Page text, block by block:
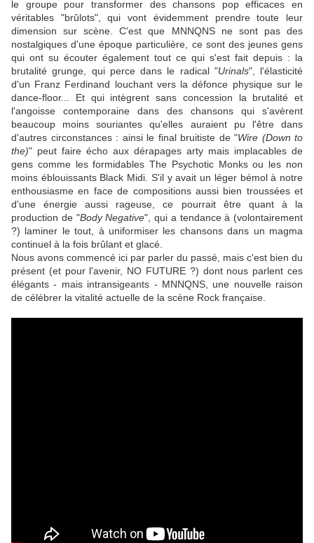
le groupe pour transformer des chansons pop efficaces en
véritables "brûlots", qui vont évidemment prendre toute leur
dimension sur scène. C'est que MNNQNSne sont pas des
nostalgiques d'une époque particulière, ce sont des jeunes gens
qui ont su écouter également tout ce qui s'est fait depuis : la
brutalité grunge, qui perce dans le radical "Urinals", l'élasticité
d'un Franz Ferdinand louchant vers la défonce physique sur le
dance-floor... Et qui intègrent sans concession la brutalité et
l'angoisse contemporaine dans des chansons qui s'avèrent
beaucoup moins souriantes qu'elles auraient pu l'être dans
d'autres circonstances : ainsi le final bruitiste de "Wire (Down to
the)" peut faire écho aux dérapages arty mais implacables de
gens comme les formidablesThe Psychotic Monksou les non
moins éblouissants Black Midi . S'il y avait un léger bémol à notre
enthousiasme en face de compositions aussi bien troussées et
d'une énergie aussi rageuse, ce pourrait être quant à la
production de "Body Negative", qui a tendance à (volontairement
?) laminer le tout, à uniformiser les chansons dans un magma
continuel à la fois brûlant et glacé.
Nous avons commencé ici par parler du passé, mais c'est bien du
présent (et pour l'avenir, NO FUTURE ?) dont nous parlent ces
élégants - mais intransigeants - MNNQNS, une nouvelle raison
de célébrer la vitalité actuelle de la scène Rock française.